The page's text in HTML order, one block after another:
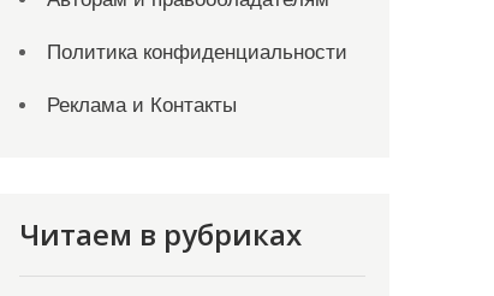
Политика конфиденциальности
Реклама и Контакты
Читаем в рубриках